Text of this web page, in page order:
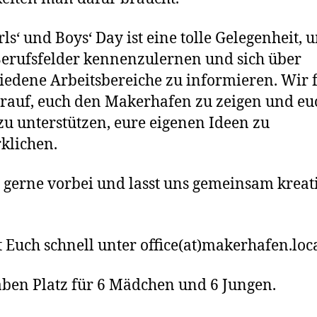
und Boys‘ Day ist eine tolle Gelegenheit,
kennenzulernen und sich über
Arbeitsbereiche zu informieren. Wir
euch den Makerhafen zu zeigen und
unterstützen, eure eigenen Ideen zu
gerne vorbei und lasst uns gemeinsam
Euch schnell unter
Platz für 6 Mädchen und 6 Jungen.